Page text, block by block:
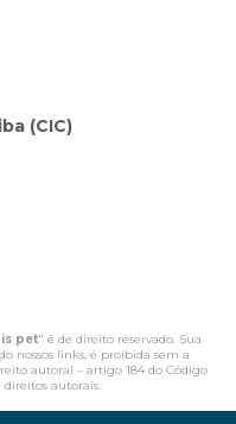
(CIC)
pet" é de direito reservado. Sua
nossos links, é proibida sem a
autoral – artigo 184 do Código
direitos autorais.